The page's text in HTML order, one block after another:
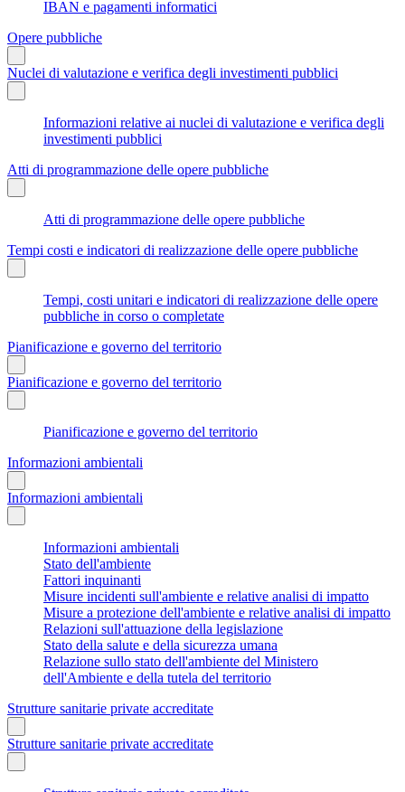
IBAN e pagamenti informatici
Opere pubbliche
Nuclei di valutazione e verifica degli investimenti pubblici
Informazioni relative ai nuclei di valutazione e verifica degli
investimenti pubblici
Atti di programmazione delle opere pubbliche
Atti di programmazione delle opere pubbliche
Tempi costi e indicatori di realizzazione delle opere pubbliche
Tempi, costi unitari e indicatori di realizzazione delle opere
pubbliche in corso o completate
Pianificazione e governo del territorio
Pianificazione e governo del territorio
Pianificazione e governo del territorio
Informazioni ambientali
Informazioni ambientali
Informazioni ambientali
Stato dell'ambiente
Fattori inquinanti
Misure incidenti sull'ambiente e relative analisi di impatto
Misure a protezione dell'ambiente e relative analisi di impatto
Relazioni sull'attuazione della legislazione
Stato della salute e della sicurezza umana
Relazione sullo stato dell'ambiente del Ministero
dell'Ambiente e della tutela del territorio
Strutture sanitarie private accreditate
Strutture sanitarie private accreditate